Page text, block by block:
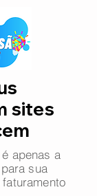
sites
apenas a
sua